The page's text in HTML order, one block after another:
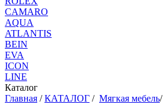
CAMARO
AQUA
ATLANTIS
BEIN
EVA
ICON
LINE
Каталог
Главная / КАТАЛОГ / Мягкая мебель/